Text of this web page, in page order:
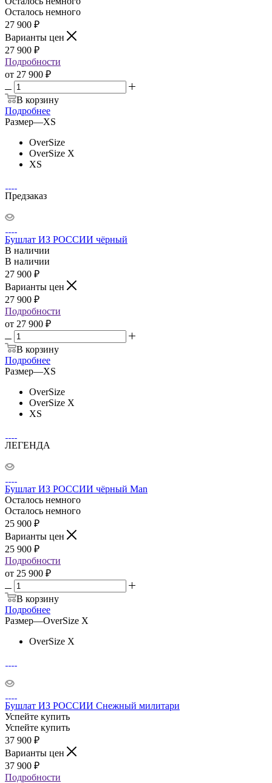
Осталось немного
27 900 ₽
Варианты цен
27 900 ₽
Подробности
от 27 900 ₽
В корзину
Подробнее
Размер—XS
OverSize
OverSize X
XS
Предзаказ
Бушлат ИЗ РОССИИ чёрный
В наличии
В наличии
27 900 ₽
Варианты цен
27 900 ₽
Подробности
от 27 900 ₽
В корзину
Подробнее
Размер—XS
OverSize
OverSize X
XS
ЛЕГЕНДА
Бушлат ИЗ РОССИИ чёрный Man
Осталось немного
Осталось немного
25 900 ₽
Варианты цен
25 900 ₽
Подробности
от 25 900 ₽
В корзину
Подробнее
Размер—OverSize X
OverSize X
Бушлат ИЗ РОССИИ Снежный милитари
Успейте купить
Успейте купить
37 900 ₽
Варианты цен
37 900 ₽
Подробности